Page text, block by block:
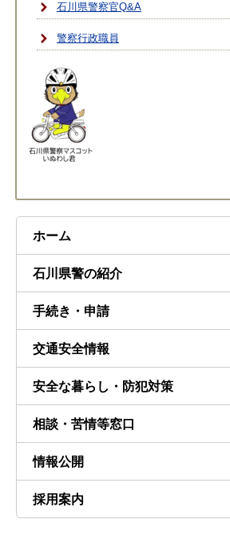
石川県警察官Q&A
警察行政職員
ホーム
石川県警の紹介
手続き・申請
交通安全情報
安全な暮らし・防犯対策
相談・苦情等窓口
情報公開
採用案内